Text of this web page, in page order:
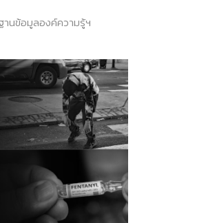
านข้อมูลองค์ความรู้ฯ